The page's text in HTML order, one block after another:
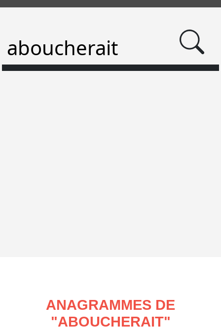
ANAGRAMMES DE
"ABOUCHERAIT"